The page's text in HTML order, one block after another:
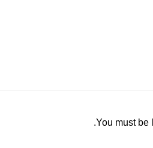
You must be